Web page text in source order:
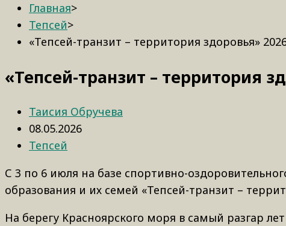
Главная>
Тепсей>
«Тепсей-транзит – территория здоровья»
«Тепсей-транзит – территория
Таисия Обручева
08.05.2026
Тепсей
С 3 по 6 июля на базе спортивно-
образования и их семей «Тепсей-транзит –
На берегу Красноярского моря в самый разгар